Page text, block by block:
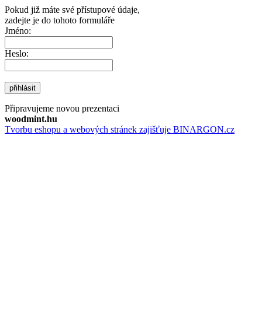
Pokud již máte své přístupové údaje,
zadejte je do tohoto formuláře
Jméno:
Heslo:
přihlásit
Připravujeme novou prezentaci
woodmint.hu
Tvorbu eshopu a webových stránek zajišťuje BINARGON.cz